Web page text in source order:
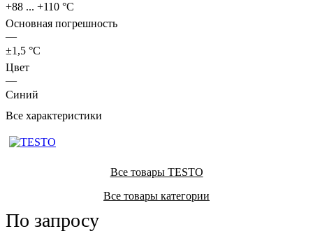
+88 ... +110 °C
Основная погрешность
—
±1,5 °C
Цвет
—
Синий
Все характеристики
Все товары TESTO
Все товары категории
По запросу